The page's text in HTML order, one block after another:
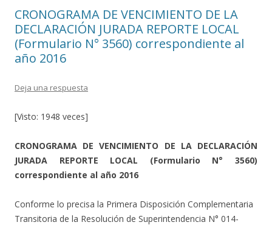
CRONOGRAMA DE VENCIMIENTO DE LA
DECLARACIÓN JURADA REPORTE LOCAL
(Formulario N° 3560) correspondiente al
año 2016
Deja una respuesta
[Visto: 1948 veces]
CRONOGRAMA DE VENCIMIENTO DE LA DECLARACIÓN
JURADA REPORTE LOCAL (Formulario N° 3560)
correspondiente al año 2016
Conforme lo precisa la Primera Disposición Complementaria
Transitoria de la Resolución de Superintendencia N° 014-